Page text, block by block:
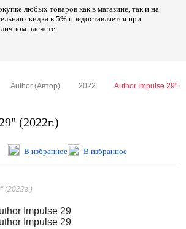
любых товаров как в магазине, так и на
скидка в 5% предоставляется при
расчете.
Author (Автор) 2022 Author Impulse 29"
(2022г.)
В избранное В избранное
(2022г.)